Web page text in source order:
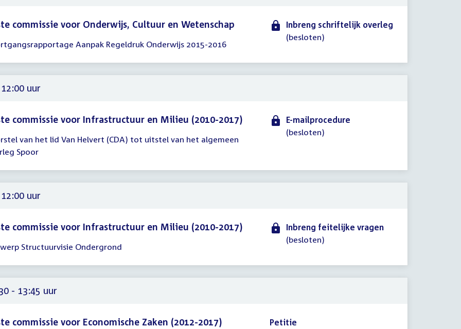
commissie voor Onderwijs, Cultuur en Wetenschap
Aanpak Regeldruk Onderwijs 2015-2016
Inbreng schriftelijk overleg
(besloten)
uur
commissie voor Infrastructuur en Milieu (2010-2017)
van het lid Van Helvert (CDA) tot uitstel van het algemeen
Spoor
E-mailprocedure
(besloten)
uur
commissie voor Infrastructuur en Milieu (2010-2017)
Structuurvisie Ondergrond
Inbreng feitelijke vragen
(besloten)
- 13:45 uur
commissie voor Economische Zaken (2012-2017)
Petitie